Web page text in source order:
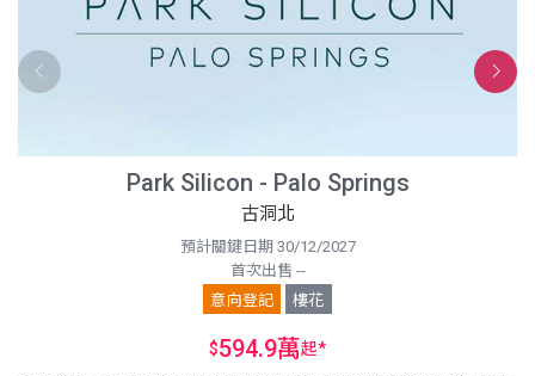
Park Silicon - Palo Springs
古洞北
預計關鍵日期 30/12/2027
首次出售 --
意向登記
樓花
$594.9萬起*